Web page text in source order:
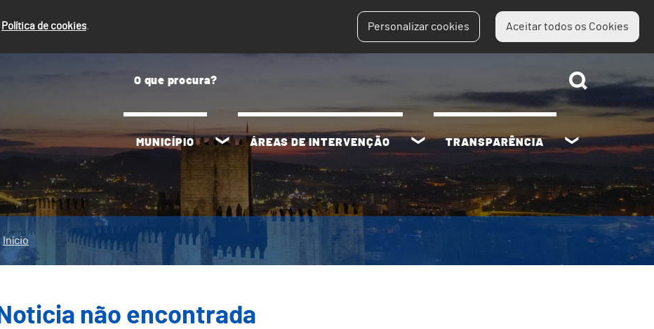
Política de cookies. Personalizar cookies Aceitar todos os Cookies
MUNICÍPIO ÁREAS DE INTERVENÇÃO TRANSPARÊNCIA
Início
Noticia não encontrada